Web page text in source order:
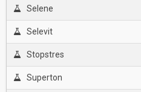
Selene
Selevit
Stopstres
Superton